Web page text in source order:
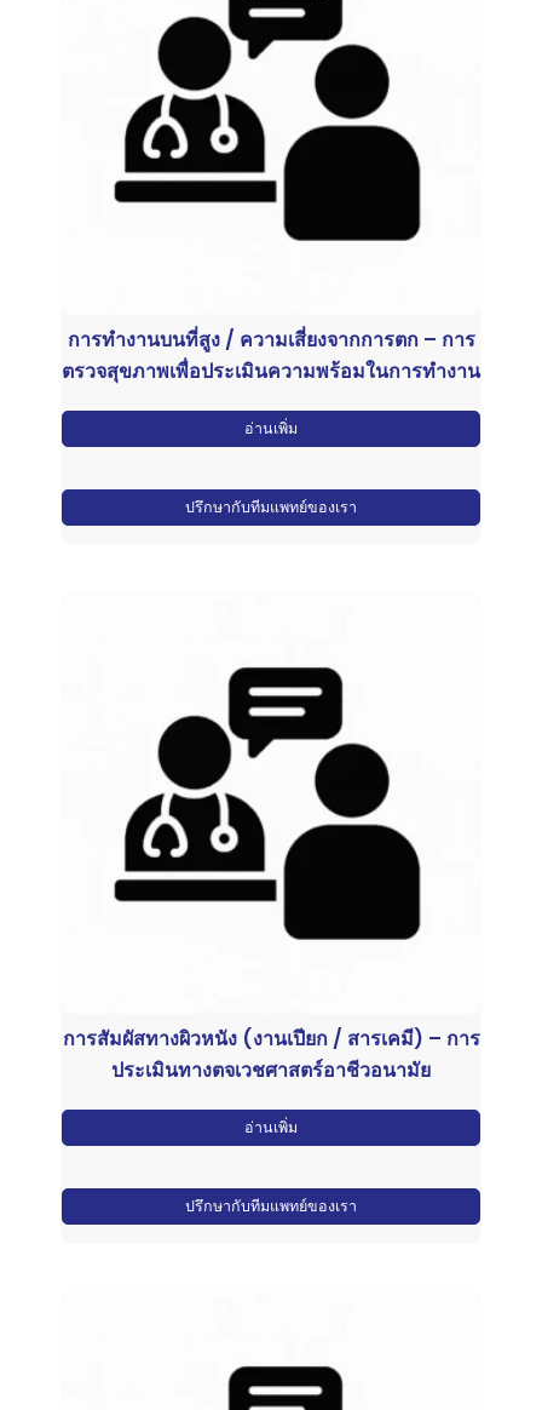
การทำงานบนที่สูง / ความเสี่ยงจากการตก – การ
ตรวจสุขภาพเพื่อประเมินความพร้อมในการทำงาน
อ่านเพิ่ม
ปรึกษากับทีมแพทย์ของเรา
การสัมผัสทางผิวหนัง (งานเปียก / สารเคมี) – การ
ประเมินทางตจเวชศาสตร์อาชีวอนามัย
อ่านเพิ่ม
ปรึกษากับทีมแพทย์ของเรา